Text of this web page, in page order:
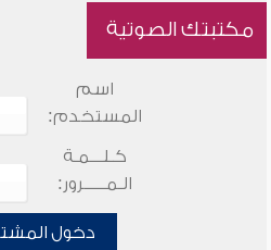
مكتبتك الصوتية
اسم
المستخدم:
كـلـــمـة
الـمـــــرور:
دخول